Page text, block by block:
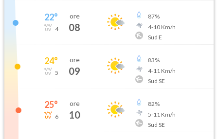
22°
4
ore
08
87%
4-10Km/h
Sud E
24°
5
ore
09
83%
4-11 Km/h
Sud SE
25°
6
ore
10
82%
5-11 Km/h
Sud SE